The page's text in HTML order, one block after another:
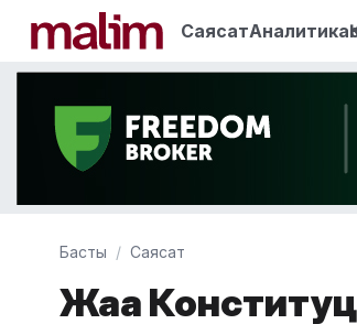
СаясатАналитика
Басты Саясат
Жаңа